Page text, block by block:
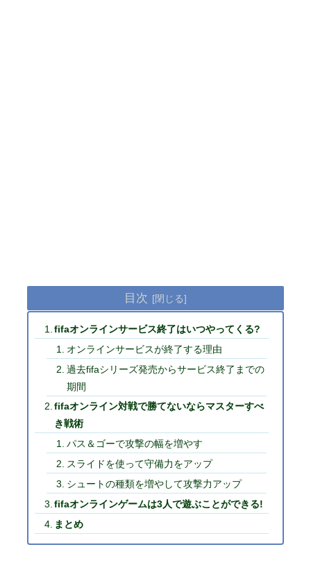
目次
fifaオンラインサービス終了はいつやってくる?
オンラインサービスが終了する理由
過去fifaシリーズ発売からサービス終了までの
期間
fifaオンライン対戦で勝てないならマスターすべ
き戦術
パス＆ゴーで攻撃の幅を増やす
スライドを使って守備力をアップ
シュートの種類を増やして攻撃力アップ
fifaオンラインゲームは3人で遊ぶことができる!
まとめ